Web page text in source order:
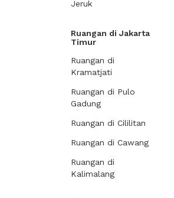
Jeruk
Ruangan di Jakarta
Timur
Ruangan di
Kramatjati
Ruangan di Pulo
Gadung
Ruangan di Cililitan
Ruangan di Cawang
Ruangan di
Kalimalang